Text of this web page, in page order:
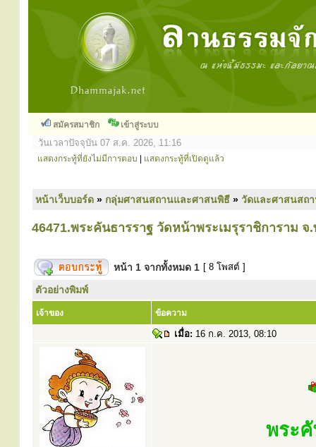
สมัครสมาชิก เข้าสู่ระบบ
วันเวลาปัจจุบัน 07 ส.ค. 2026, 11:16
แสดงกระทู้ที่ยังไม่มีการตอบ แสดงกระทู้ที่เปิดดูแล้ว
หน้าเว็บบอร์ด » กลุ่มศาสนสถานและศาสนพิธี » วัดและศาสนสถ
46471.พระคันธารราฐ วัดหน้าพระเมรุราชิการาม
หน้า 1 จากทั้งหมด 1 [ 8 โพสต์ ]
ตัวอย่างพิมพ์
เจ้าของ ข้อความ
เมื่อ: 16 ก.ค. 2013, 08:10
พระ